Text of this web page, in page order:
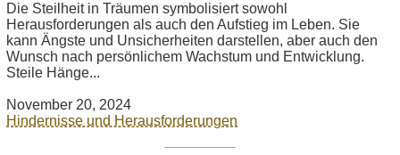
Die Steilheit in Träumen symbolisiert sowohl
Herausforderungen als auch den Aufstieg im Leben. Sie
kann Ängste und Unsicherheiten darstellen, aber auch den
Wunsch nach persönlichem Wachstum und Entwicklung.
Steile Hänge...
November 20, 2024
Hindernisse und Herausforderungen